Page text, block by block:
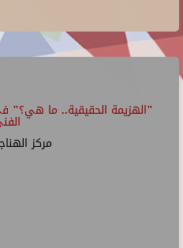
"الهزيمة الحقيقية.. ما هي؟"
مركز